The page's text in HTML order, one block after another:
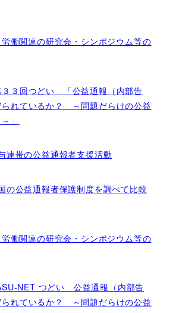
働関連の研究会・シンポジウム等の
３回つどい 「公益通報（内部告
られているか？ ～問題だらけの公益
」
連帯の公益通報者支援活動
の公益通報者保護制度を調べて比較
働関連の研究会・シンポジウム等の
NET つどい 公益通報（内部告
られているか？ ～問題だらけの公益